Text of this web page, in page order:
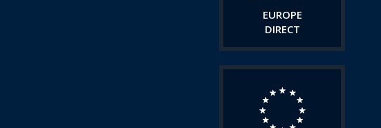
EUROPE
DIRECT